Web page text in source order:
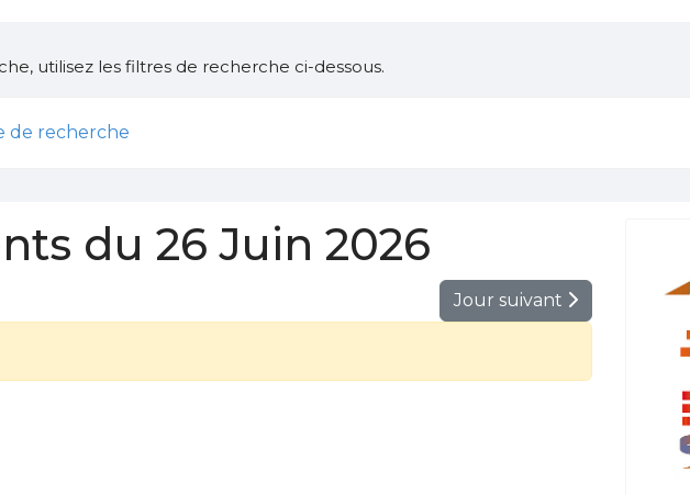
utilisez les filtres de recherche ci-dessous.
de recherche
du 26 Juin 2026
Jour suivant